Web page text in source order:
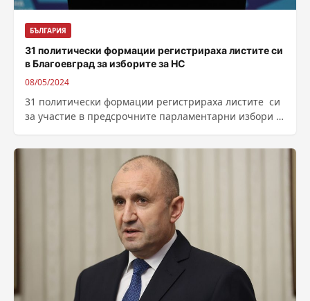
БЪЛГАРИЯ
31 политически формации регистрираха листите си
в Благоевград за изборите за НС
08/05/2024
31 политически формации регистрираха листите си
за участие в предсрочните парламентарни избори в